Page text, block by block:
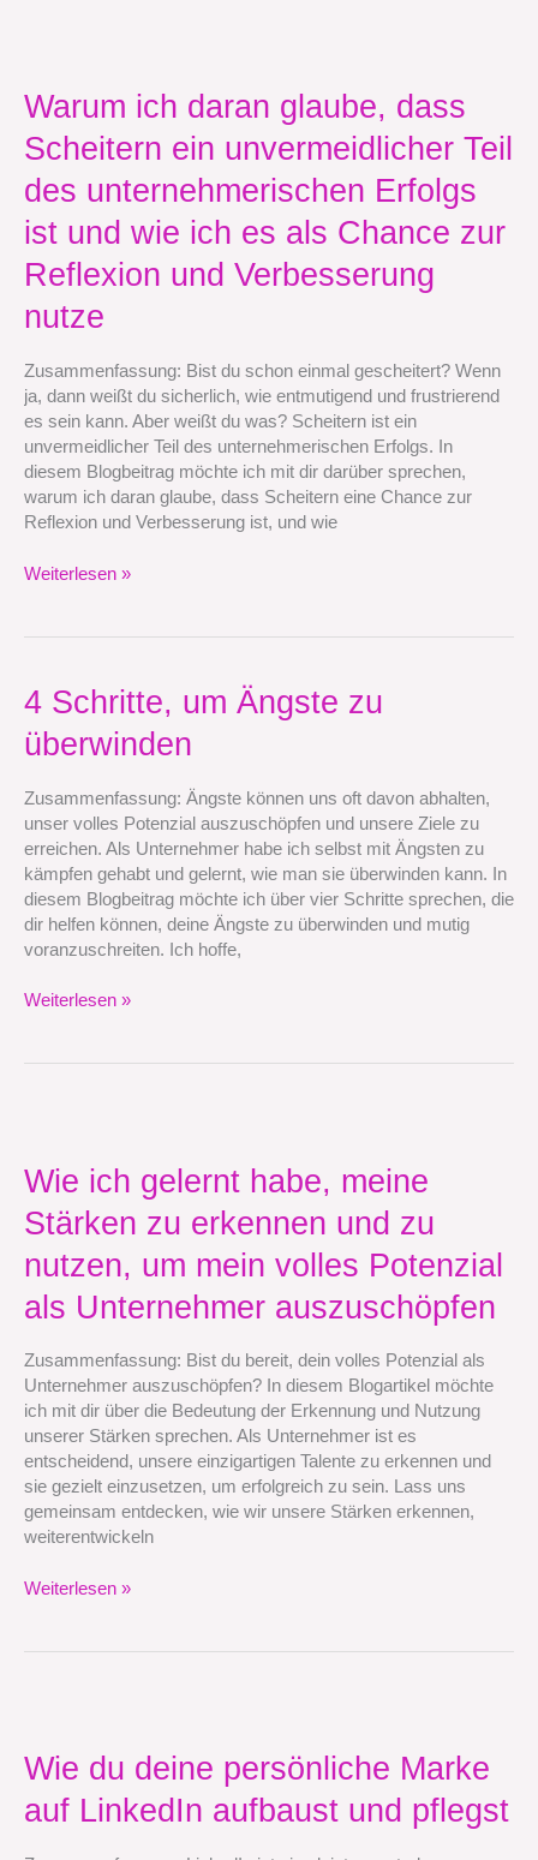
Warum ich daran glaube, dass
Scheitern ein unvermeidlicher Teil
des unternehmerischen Erfolgs
ist und wie ich es als Chance zur
Reflexion und Verbesserung
nutze
Zusammenfassung: Bist du schon einmal gescheitert? Wenn
ja, dann weißt du sicherlich, wie entmutigend und frustrierend
es sein kann. Aber weißt du was? Scheitern ist ein
unvermeidlicher Teil des unternehmerischen Erfolgs. In
diesem Blogbeitrag möchte ich mit dir darüber sprechen,
warum ich daran glaube, dass Scheitern eine Chance zur
Reflexion und Verbesserung ist, und wie
daran
glaube,
dass
ein
unvermeidlicher
Teil
des
Erfolgs
und
wie
ich
es
als
Chance
zur
und
Weiterlesen »
4 Schritte, um Ängste zu
überwinden
Zusammenfassung: Ängste können uns oft davon abhalten,
unser volles Potenzial auszuschöpfen und unsere Ziele zu
erreichen. Als Unternehmer habe ich selbst mit Ängsten zu
kämpfen gehabt und gelernt, wie man sie überwinden kann. In
diesem Blogbeitrag möchte ich über vier Schritte sprechen, die
dir helfen können, deine Ängste zu überwinden und mutig
voranzuschreiten. Ich hoffe,
4
Schritte,
um
zu
überwinden
Weiterlesen »
Wie ich gelernt habe, meine
Stärken zu erkennen und zu
nutzen, um mein volles Potenzial
als Unternehmer auszuschöpfen
Zusammenfassung: Bist du bereit, dein volles Potenzial als
Unternehmer auszuschöpfen? In diesem Blogartikel möchte
ich mit dir über die Bedeutung der Erkennung und Nutzung
unserer Stärken sprechen. Als Unternehmer ist es
entscheidend, unsere einzigartigen Talente zu erkennen und
sie gezielt einzusetzen, um erfolgreich zu sein. Lass uns
gemeinsam entdecken, wie wir unsere Stärken erkennen,
weiterentwickeln
gelernt
habe,
meine
zu
erkennen
und
nutzen,
um
mein
volles
Potenzial
als
Unternehmer
auszuschöpfen
Weiterlesen »
Wie du deine persönliche Marke
auf LinkedIn aufbaust und pflegst
deine
persönliche
Marke